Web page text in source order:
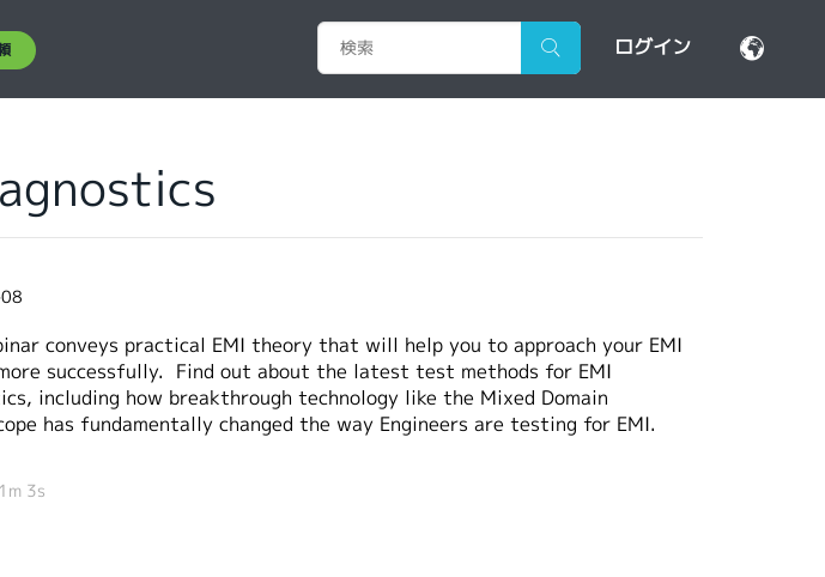
ログイン
conveys practical EMI theory that will help you to approach your EMI
successfully. Find out about the latest test methods for EMI
including how breakthrough technology like the Mixed Domain
has fundamentally changed the way Engineers are testing for EMI.
3s